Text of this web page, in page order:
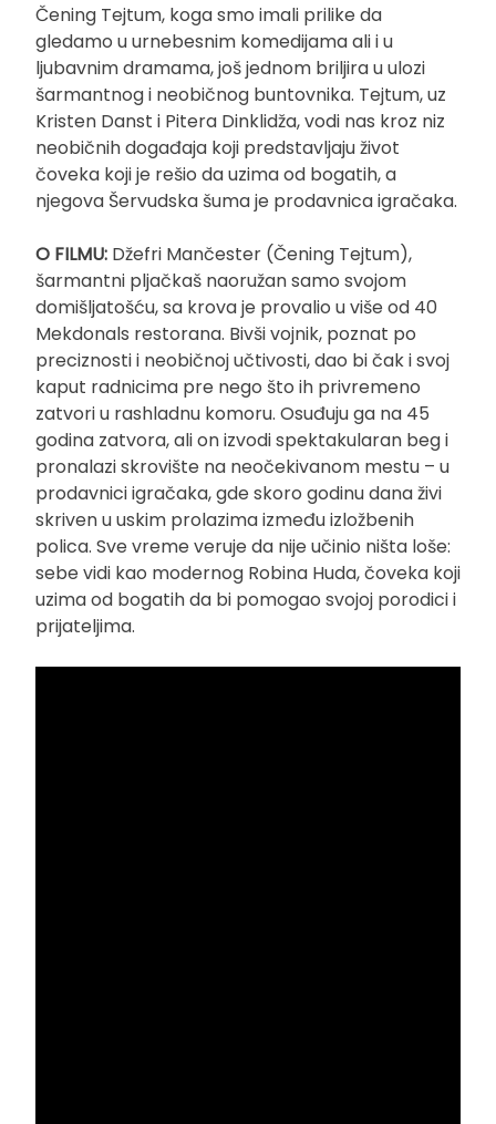
Čening Tejtum, koga smo imali prilike da
gledamo u urnebesnim komedijama ali i u
ljubavnim dramama, još jednom briljira u ulozi
šarmantnog i neobičnog buntovnika. Tejtum, uz
Kristen Danst i Pitera Dinklidža, vodi nas kroz niz
neobičnih događaja koji predstavljaju život
čoveka koji je rešio da uzima od bogatih, a
njegova Šervudska šuma je prodavnica igračaka.
O FILMU: Džefri Mančester (Čening Tejtum),
šarmantni pljačkaš naoružan samo svojom
domišljatošću, sa krova je provalio u više od 40
Mekdonals restorana. Bivši vojnik, poznat po
preciznosti i neobičnoj učtivosti, dao bi čak i svoj
kaput radnicima pre nego što ih privremeno
zatvori u rashladnu komoru. Osuđuju ga na 45
godina zatvora, ali on izvodi spektakularan beg i
pronalazi skrovište na neočekivanom mestu – u
prodavnici igračaka, gde skoro godinu dana živi
skriven u uskim prolazima između izložbenih
polica. Sve vreme veruje da nije učinio ništa loše:
sebe vidi kao modernog Robina Huda, čoveka koji
uzima od bogatih da bi pomogao svojoj porodici i
prijateljima.